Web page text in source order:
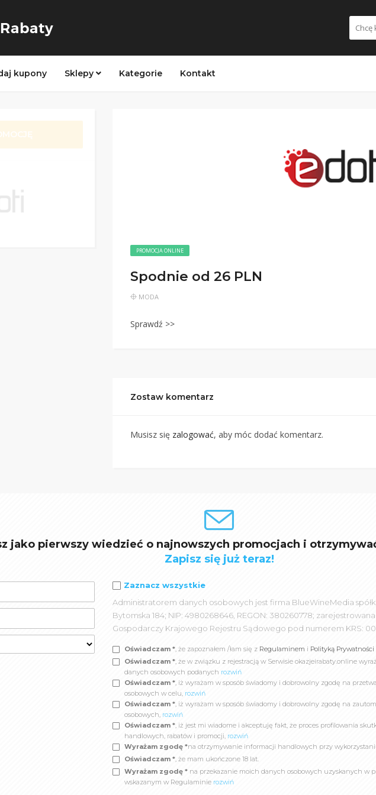
kupony Sklepy Kategorie Kontakt
PROMOCJA ONLINE
Spodnie od 26 PLN
MODA
Sprawdź >>
Zostaw komentarz
Musisz się zalogować, aby móc dodać komentarz.
jako pierwszy wiedzieć o najnowszych promocjach i
Zapisz się już teraz!
Zaznacz wszystkie
Administratorem danych osobowych jest firma BlueWineMedia
Bytomska 184; NIP: 4980268646, REGON: 380260778;
Gospodarczy Krajowego Rejestru Sądowego pod numerem KRS:
Oświadczam *, że zapoznałem /łam się z Regulaminem i Polityką Prywatności
Oświadczam *, że w związku z rejestracją w Serwisie okazjeirabaty.online
danych osobowych podanych rozwiń
Oświadczam *, iż wyrażam w sposób świadomy i dobrowolny zgodę na
osobowych w celu, rozwiń
Oświadczam *, iż wyrażam w sposób świadomy i dobrowolny zgodę na
osobowych, rozwiń
Oświadczam *, iż jest mi wiadome i akceptuję fakt, że proces profilowania
handlowych, rabatów i promocji, rozwiń
Wyrażam zgodę *na otrzymywanie informacji handlowych przy
Oświadczam *, że mam ukończone 18 lat.
Wyrażam zgodę * na przekazanie moich danych osobowych uzyskanych w
wskazanym w Regulaminie rozwiń